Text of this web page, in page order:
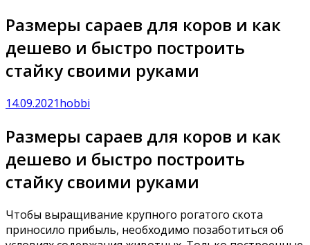
Размеры сараев для коров и как
дешево и быстро построить
стайку своими руками
14.09.2021hobbi
Размеры сараев для коров и как
дешево и быстро построить
стайку своими руками
Чтобы выращивание крупного рогатого скота
приносило прибыль, необходимо позаботиться об